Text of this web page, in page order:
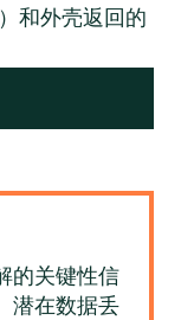
和外壳返回的
的关键性信
潜在数据丢